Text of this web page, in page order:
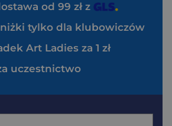
od 99 zł z
tylko dla klubowiczów
Art Ladies za 1 zł
uczestnictwo